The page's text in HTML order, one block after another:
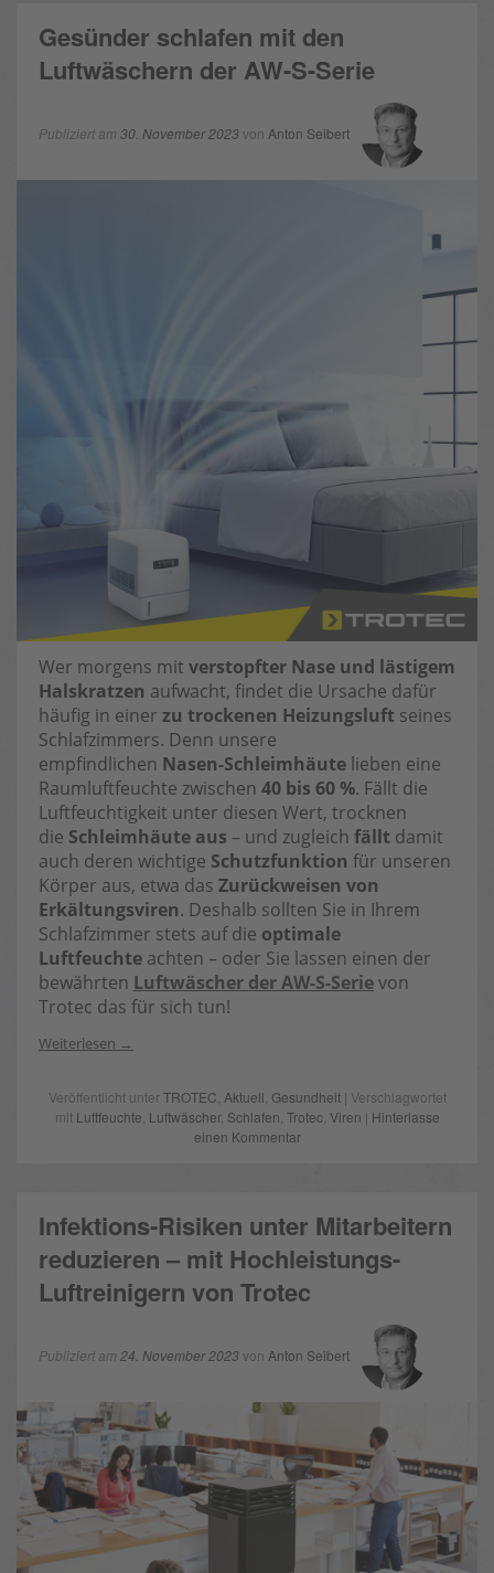
Gesünder schlafen mit den
Luftwäschern der AW-S-Serie
Publiziert am 30. November 2023von Anton Seibert
Wer morgens mit verstopfter Nase und lästigem
Halskratzen aufwacht, findet die Ursache dafür
häufig in einer zu trockenen Heizungsluft seines
Schlafzimmers. Denn unsere
empfindlichen Nasen-Schleimhäute lieben eine
Raumluftfeuchte zwischen 40 bis 60 %. Fällt die
Luftfeuchtigkeit unter diesen Wert, trocknen
die Schleimhäute aus – und zugleich fällt damit
auch deren wichtige Schutzfunktion für unseren
Körper aus, etwa das Zurückweisen von
Erkältungsviren. Deshalb sollten Sie in Ihrem
Schlafzimmer stets auf die optimale
Luftfeuchte achten – oder Sie lassen einen der
bewährten Luftwäscher der AW-S-Serievon
Trotec das für sich tun!
Weiterlesen
Veröffentlicht unterTROTEC Aktuell Gesundheit| Verschlagwortet
mit Luftfeuchte Luftwäscher, Schlafen Trotec, Viren | Hinterlasse
einen Kommentar
Infektions-Risiken unter Mitarbeitern
reduzieren – mit Hochleistungs-
Luftreinigern von Trotec
Publiziert am 24. November 2023von Anton Seibert